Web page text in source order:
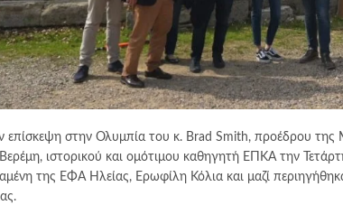
επίσκεψη στην Ολυμπία του κ. Brad Smith, προέδρου της
ιστορικού και ομότιμου καθηγητή ΕΠΚΑ την
της ΕΦΑ Ηλείας, Ερωφίλη Κόλια και μαζί